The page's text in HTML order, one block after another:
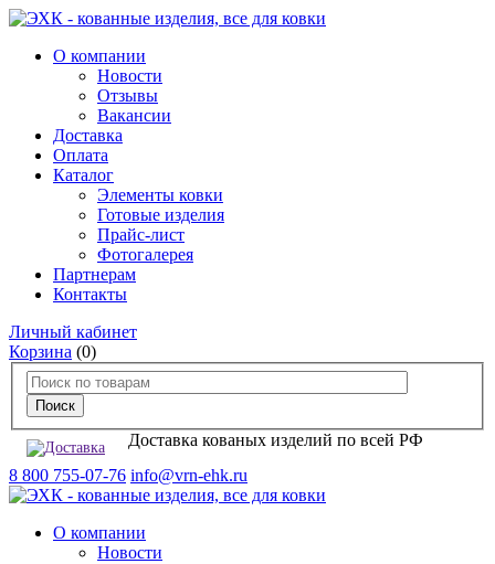
О компании
Новости
Отзывы
Вакансии
Доставка
Оплата
Каталог
Элементы ковки
Готовые изделия
Прайс-лист
Фотогалерея
Партнерам
Контакты
Личный кабинет
Корзина (0)
Доставка кованых изделий по всей РФ
8 800 755-07-76 info@vrn-ehk.ru
О компании
Новости